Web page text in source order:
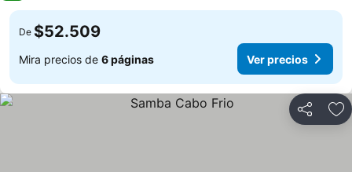
De $52.509
Mira precios de 6 páginas Ver precios
Compartir